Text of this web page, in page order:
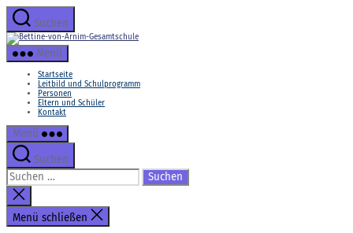
Zum
Inhalt
springenSuchen
Bettine-
Menü
Startseite
Leitbild und Schulprogramm
Personen
Eltern und Schüler
Kontakt
Menü
Suchen
Suchen
nach:
Suche
schließen
Menü schließen